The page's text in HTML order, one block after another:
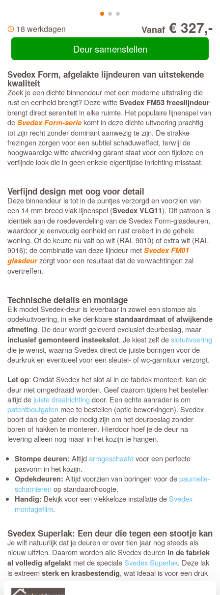
18 werkdagen Vanaf € 327,-
Deur samenstellen
Svedex Form, afgelakte lijndeuren van uitstekende
kwaliteit
Zoek je een dichte binnendeur met een moderne uitstraling die
rust en eenheid brengt? Deze witteSvedex FM53 freeslijndeur
brengt direct sereniteit in elke ruimte. Het populaire lijnenspel van
deSvedex Form-seriekomt in deze dichte uitvoering prachtig
tot zijn recht zonder dominant aanwezig te zijn. De strakke
frezingen zorgen voor een subtiel schaduweffect, terwijl de
hoogwaardige witte afwerking garant staat voor een tijdloze en
verfijnde look die in geen enkele eigentijdse inrichting misstaat.
Verfijnd design met oog voor detail
Deze binnendeur is tot in de puntjes verzorgd en voorzien van
een 14 mm breed vlak lijnenspel (Svedex VLG11). Dit patroon is
identiek aan de roedeverdeling van de Svedex Form-glasdeuren,
waardoor je eenvoudig eenheid en rust creëert in de gehele
woning. Of de keuze nu valt op wit (RAL 9010) of extra wit (RAL
9016); de combinatie van deze lijndeur metSvedex FM01
glasdeurzorgt voor een resultaat dat de verwachtingen zal
overtreffen.
Technische details en montage
Elk model Svedex-deur is leverbaar in zowel een stompe als
opdekuitvoering, in elke denkbarestandaardmaat of afwijkende
afmeting. De deur wordt geleverd exclusief deurbeslag, maar
inclusief gemonteerd insteekslot. Je kiest zelf deslotuitvoering
die je wenst, waarna Svedex direct de juiste boringen voor de
deurkruk en eventueel voor een sleutel- of wc-garnituur verzorgt.
Let op: Omdat Svedex het slot al in de fabriek monteert, kan de
deur niet omgedraaid worden. Geef daarom tijdens het bestellen
altijd de juiste draairichtingdoor. Een echte aanrader is om
patentboutgaten mee te bestellen (optie bewerkingen). Svedex
boort dan de gaten die nodig zijn om het deurbeslag zonder
boren of hakken te monteren. Hierdoor hoef je de deur na
levering alleen nog maar in het kozijn te hangen.
Stompe deuren: Altijdarmgeschaafdvoor een perfecte
pasvorm in het kozijn.
Opdekdeuren: Altijd voorzien van boringen voor depaumelle-
scharnieren op standaardhoogte.
Handig: Bekijk voor een vlekkeloze installatie deSvedex
montagefilm.
Svedex Superlak: Een deur die tegen een stootje kan
Je wilt natuurlijk dat je deuren er over tien jaar nog steeds als
nieuw uitzien. Daarom worden alle Svedex deuren in de fabriek
al volledig afgelakt met de specialeSvedex Superlak. Deze lak
is extreemsterk en krasbestendig, wat ideaal is voor een druk
de lak is kleurvast en behoudt zijn frisse uitstraling. Svedex is zo